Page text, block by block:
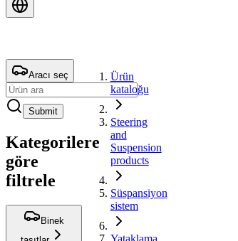
Aracı seç
Submit
Kategorilere
göre
filtrele
Binek
Ürün
kataloğu
Steering
and
Suspension
products
Süspansiyon
sistem